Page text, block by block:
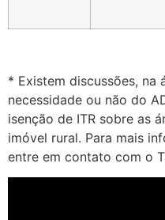
* Existem discussões, na
necessidade ou não do
isenção de ITR sobre as
imóvel rural. Para mais
entre em contato com o